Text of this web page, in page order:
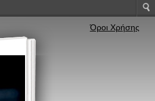
Όροι Χρήσης